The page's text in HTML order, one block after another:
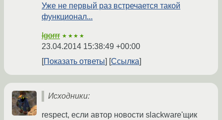
Уже не первый раз встречается такой
функционал...
Igorrr ★★★★
23.04.2014 15:38:49 +00:00
Показать ответы
Ссылка
Исходники:
respect, если автор новости slackware'щик